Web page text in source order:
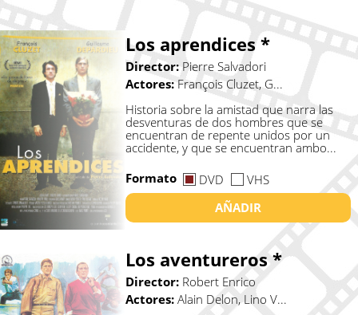
Los aprendices *
Director: Pierre Salvadori
Actores: François Cluzet, G...
Historia sobre la amistad que narra las
desventuras de dos hombres que se
encuentran de repente unidos por un
accidente, y que se encuentran ambo...
Formato
DVD
VHS
AÑADIR
Los aventureros *
Director: Robert Enrico
Actores: Alain Delon, Lino V...